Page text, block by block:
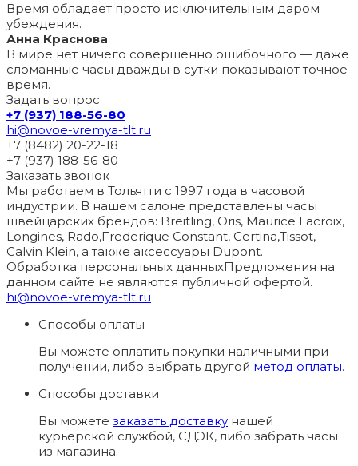
Время обладает просто исключительным даром
убеждения.
Анна Краснова
В мире нет ничего совершенно ошибочного — даже
сломанные часы дважды в сутки показывают точное
время.
Задать вопрос
+7 (937) 188-56-80
hi@novoe-vremya-tlt.ru
+7 (8482) 20-22-18
+7 (937) 188-56-80
Заказать звонок
Мы работаем в Тольятти с 1997 года в часовой
индустрии. В нашем салоне представлены часы
швейцарских брендов: Breitling, Oris, Maurice Lacroix,
Longines, Rado,Frederique Constant, Certina,Tissot,
Calvin Klein, а также аксессуары Dupont.
Обработка персональных данныхПредложения на
данном сайте не являются публичной офертой.
hi@novoe-vremya-tlt.ru
Способы оплаты
Вы можете оплатить покупки наличными при
получении, либо выбрать другой метод оплаты.
Способы доставки
Вы можете заказать доставку нашей
курьерской службой, СДЭК, либо забрать часы
из магазина.